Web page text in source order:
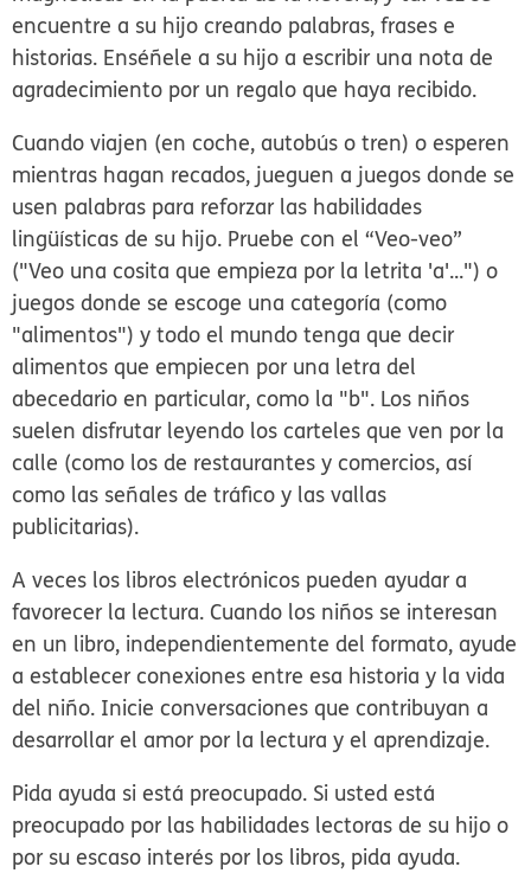
encuentre a su hijo creando palabras, frases e
historias. Enséñele a su hijo a escribir una nota de
agradecimiento por un regalo que haya recibido.
Cuando viajen (en coche, autobús o tren) o esperen
mientras hagan recados, jueguen a juegos donde se
usen palabras para reforzar las habilidades
lingüísticas de su hijo. Pruebe con el “Veo-veo”
("Veo una cosita que empieza por la letrita 'a'...") o
juegos donde se escoge una categoría (como
"alimentos") y todo el mundo tenga que decir
alimentos que empiecen por una letra del
abecedario en particular, como la "b". Los niños
suelen disfrutar leyendo los carteles que ven por la
calle (como los de restaurantes y comercios, así
como las señales de tráfico y las vallas
publicitarias).
A veces los libros electrónicos pueden ayudar a
favorecer la lectura. Cuando los niños se interesan
en un libro, independientemente del formato, ayude
a establecer conexiones entre esa historia y la vida
del niño. Inicie conversaciones que contribuyan a
desarrollar el amor por la lectura y el aprendizaje.
Pida ayuda si está preocupado. Si usted está
preocupado por las habilidades lectoras de su hijo o
por su escaso interés por los libros, pida ayuda.